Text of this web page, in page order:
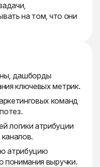
на том, что они
дашборды
ключевых метрик.
команд
логики атрибуции
атрибуцию
понимания выручки.